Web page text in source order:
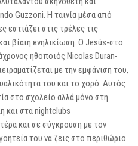
Guzzoni. Η ταινία μέσα από
εστιάζει στις τρέλες τις
βίαιη ενηλικίωση. Ο Jesús-στο
ηθοποιός Nicolas Duran-
με την εμφάνιση του,
του και το χορό. Αυτός
στο σχολείο αλλά μόνο στη
και στα nightclubs
και σε σύγκρουση με τον
του να ζεις στο περιθώριο.